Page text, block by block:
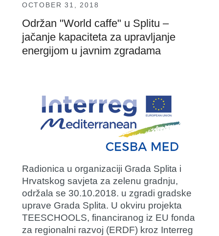
OCTOBER 31, 2018
Održan "World caffe" u Splitu –
jačanje kapaciteta za upravljanje
energijom u javnim zgradama
Radionica u organizaciji Grada Splita i
Hrvatskog savjeta za zelenu gradnju,
održala se 30.10.2018. u zgradi gradske
uprave Grada Splita. U okviru projekta
TEESCHOOLS, financiranog iz EU fonda
za regionalni razvoj (ERDF) kroz Interreg